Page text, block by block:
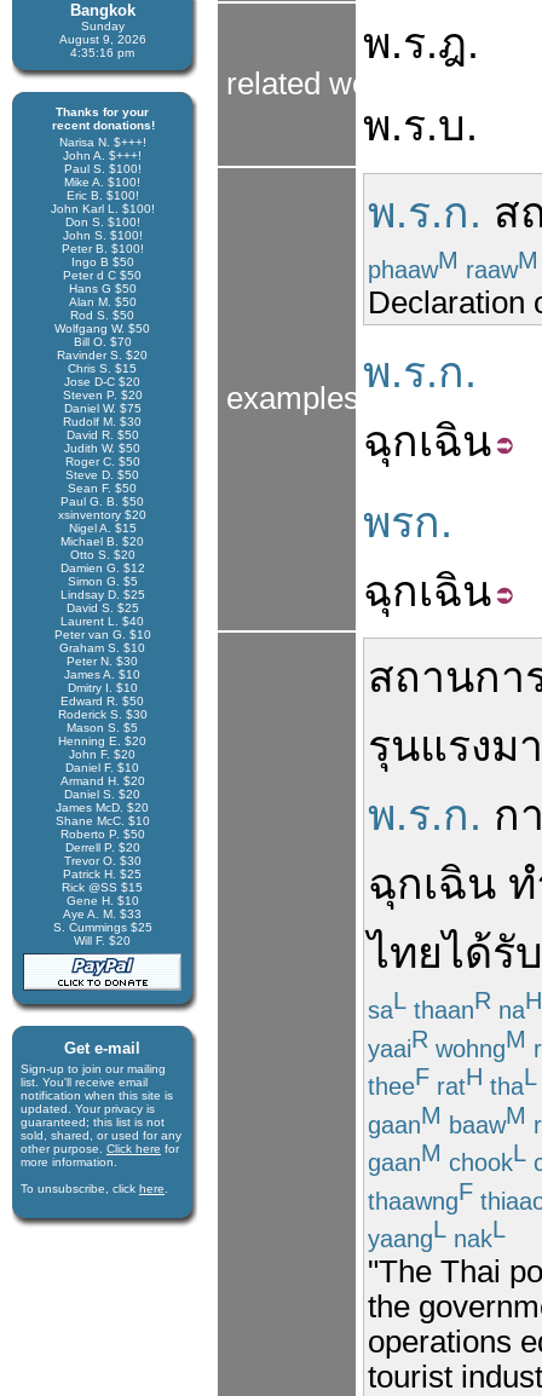
Bangkok
Sunday
August 9, 2026
4:35:17 pm
Thanks for your
recent donations!
Narisa N. $+++!
John A. $+++!
Paul S. $100!
Mike A. $100!
Eric B. $100!
John Karl L. $100!
Don S. $100!
John S. $100!
Peter B. $100!
Ingo B $50
Peter d C $50
Hans G $50
Alan M. $50
Rod S. $50
Wolfgang W. $50
Bill O. $70
Ravinder S. $20
Chris S. $15
Jose D-C $20
Steven P. $20
Daniel W. $75
Rudolf M. $30
David R. $50
Judith W. $50
Roger C. $50
Steve D. $50
Sean F. $50
Paul G. B. $50
xsinventory $20
Nigel A. $15
Michael B. $20
Otto S. $20
Damien G. $12
Simon G. $5
Lindsay D. $25
David S. $25
Laurent L. $40
Peter van G. $10
Graham S. $10
Peter N. $30
James A. $10
Dmitry I. $10
Edward R. $50
Roderick S. $30
Mason S. $5
Henning E. $20
John F. $20
Daniel F. $10
Armand H. $20
Daniel S. $20
James McD. $20
Shane McC. $10
Roberto P. $50
Derrell P. $20
Trevor O. $30
Patrick H. $25
Rick @SS $15
Gene H. $10
Aye A. M. $33
S. Cummings $25
Will F. $20
Get e-mail
Sign-up to join our mail­ing
list. You'll receive e­mail
notification when this site is
updated. Your privacy is
guaran­teed; this list is not
sold, shared, or used for any
other purpose. Click here for
more infor­mation.
To unsubscribe, click here
related words
พ.ร.ฎ.
พ.ร.บ.
examples
พ.ร.ก. ส
phaawM raawM
Declaration
พ.ร.ก.
ฉุกเฉิน
พรก.
ฉุกเฉิน
สถานก
รุนแรงม
พ.ร.ก. ก
ฉุกเฉิน
ไทยได้รับ
saL thaanR naH
yaaiR wohngM
theeF ratH thaL
gaanM baawM
gaanM chookL
thaawngF
yaangL nakL
"The Thai
the
operations
tourist